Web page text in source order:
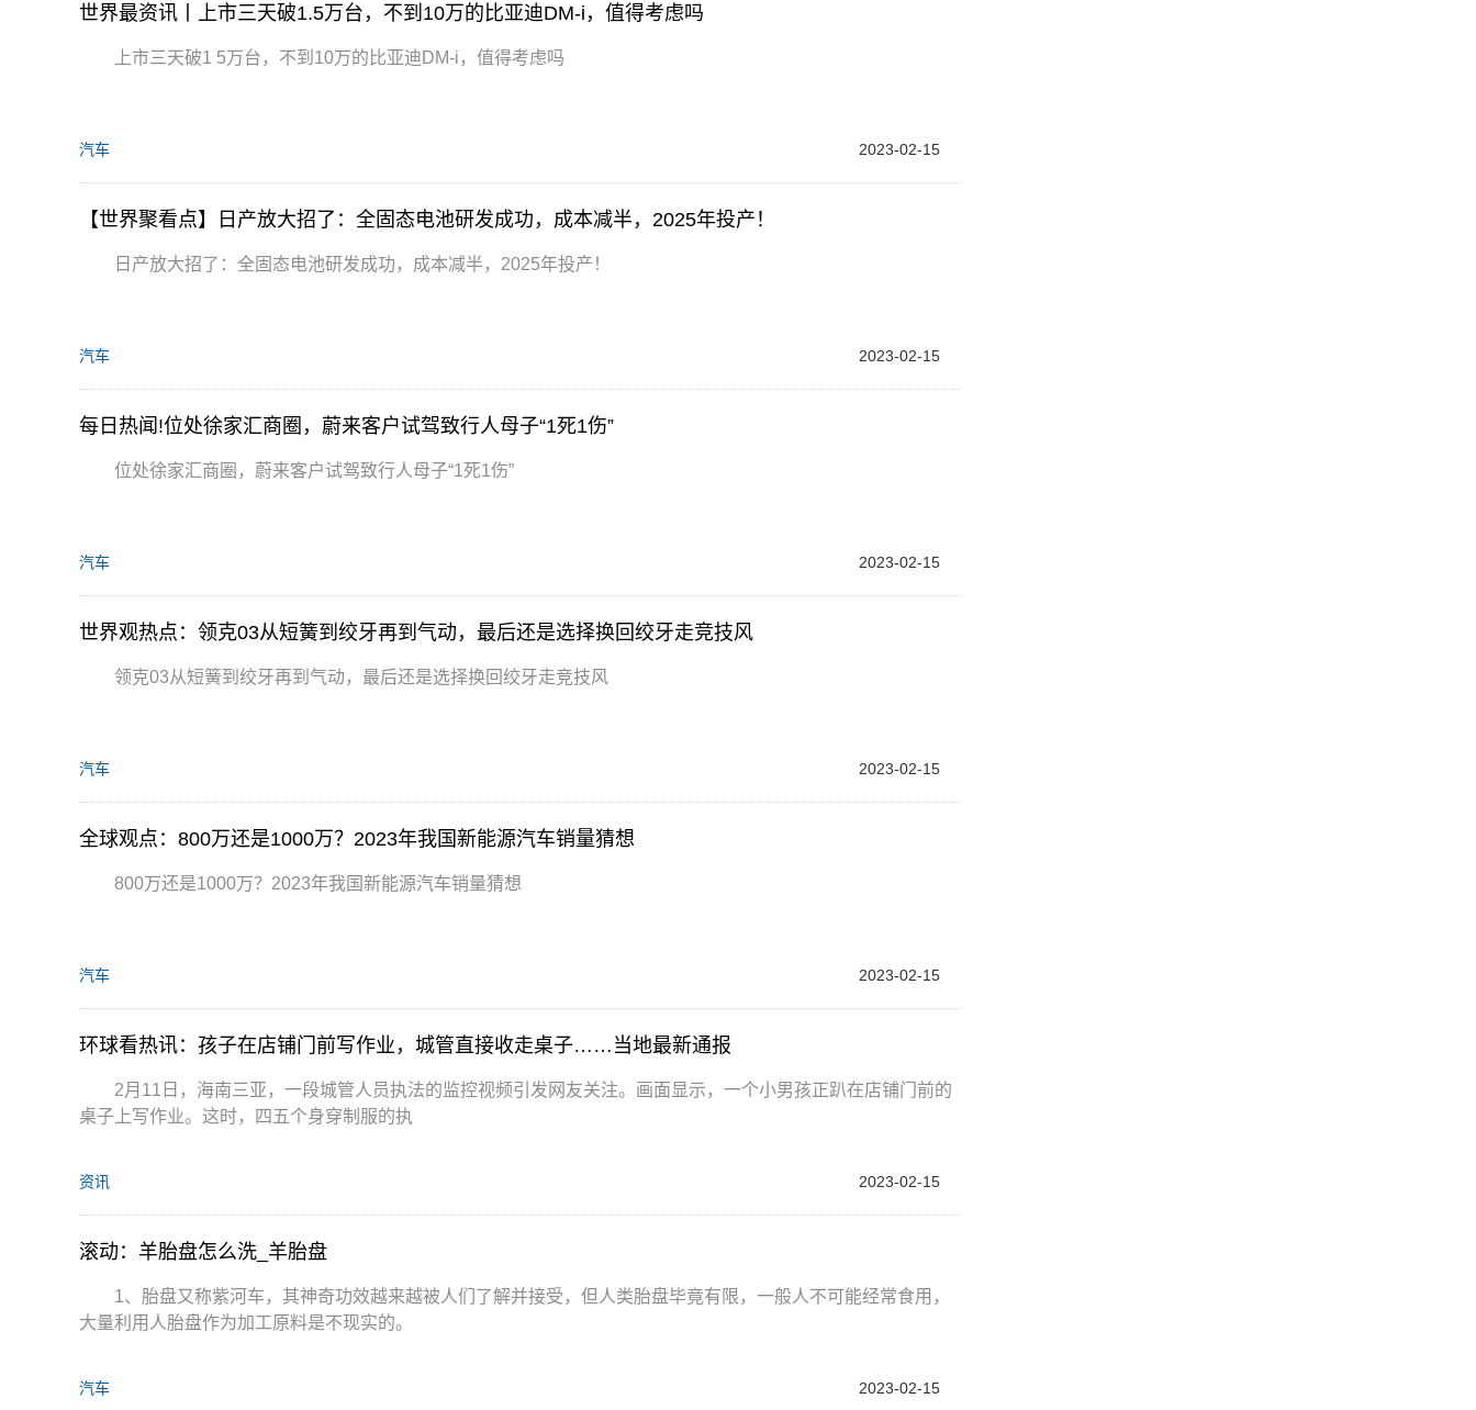
世界最资讯丨上市三天破1.5万台，不到10万的比亚迪DM-i，值得考虑吗
上市三天破1 5万台，不到10万的比亚迪DM-i，值得考虑吗
汽车 2023-02-15
【世界聚看点】日产放大招了：全固态电池研发成功，成本减半，2025年投产！
日产放大招了：全固态电池研发成功，成本减半，2025年投产！
汽车 2023-02-15
每日热闻!位处徐家汇商圈，蔚来客户试驾致行人母子“1死1伤”
位处徐家汇商圈，蔚来客户试驾致行人母子“1死1伤”
汽车 2023-02-15
世界观热点：领克03从短簧到绞牙再到气动，最后还是选择换回绞牙走竞技风
领克03从短簧到绞牙再到气动，最后还是选择换回绞牙走竞技风
汽车 2023-02-15
全球观点：800万还是1000万？2023年我国新能源汽车销量猜想
800万还是1000万？2023年我国新能源汽车销量猜想
汽车 2023-02-15
环球看热讯：孩子在店铺门前写作业，城管直接收走桌子……当地最新通报
2月11日，海南三亚，一段城管人员执法的监控视频引发网友关注。画面显示，一个小男孩正趴在店铺门前的
桌子上写作业。这时，四五个身穿制服的执
资讯 2023-02-15
滚动：羊胎盘怎么洗_羊胎盘
1、胎盘又称紫河车，其神奇功效越来越被人们了解并接受，但人类胎盘毕竟有限，一般人不可能经常食用，
大量利用人胎盘作为加工原料是不现实的。
汽车 2023-02-15